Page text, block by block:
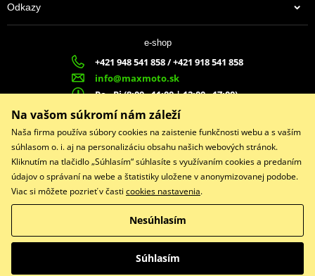
Odkazy
e-shop
+421 948 541 858 / +421 918 541 858
info@maxmoto.sk
Po - Pi (8:00 - 11:00 | 12:00 - 17:00)
MAX
MOTO s.r.o.
Slovenských dobrovoľníkov 1439
022 01 Čadca
Facebook
Copyright © 2026 www.maxmotoshop.sk
Všetky práva vyhradené
Prepnúť na klasickú verziu
Na vašom súkromí nám záleží
Naša firma používa súbory cookies na zaistenie funkčnosti webu a s vaším
súhlasom o. i. aj na personalizáciu obsahu našich webových stránok.
Kliknutím na tlačidlo „Súhlasím“ súhlasíte s využívaním cookies a predaním
údajov o správaní na webe a štatistiky uložene v anonymizovanej podobe.
Viac si môžete pozrieť v časti cookies nastavenia.
Nesúhlasím
Súhlasím